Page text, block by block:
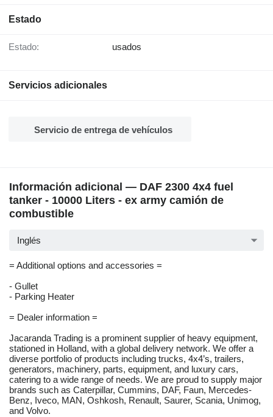
Estado
Estado: usados
Servicios adicionales
Servicio de entrega de vehículos
Información adicional — DAF 2300 4x4 fuel
tanker - 10000 Liters - ex army camión de
combustible
Inglés
= Additional options and accessories =
- Gullet
- Parking Heater
= Dealer information =
Jacaranda Trading is a prominent supplier of heavy equipment,
stationed in Holland, with a global delivery network. We offer a
diverse portfolio of products including trucks, 4x4’s, trailers,
generators, machinery, parts, equipment, and luxury cars,
catering to a wide range of needs. We are proud to supply major
brands such as Caterpillar, Cummins, DAF, Faun, Mercedes-
Benz, Iveco, MAN, Oshkosh, Renault, Saurer, Scania, Unimog,
and Volvo.